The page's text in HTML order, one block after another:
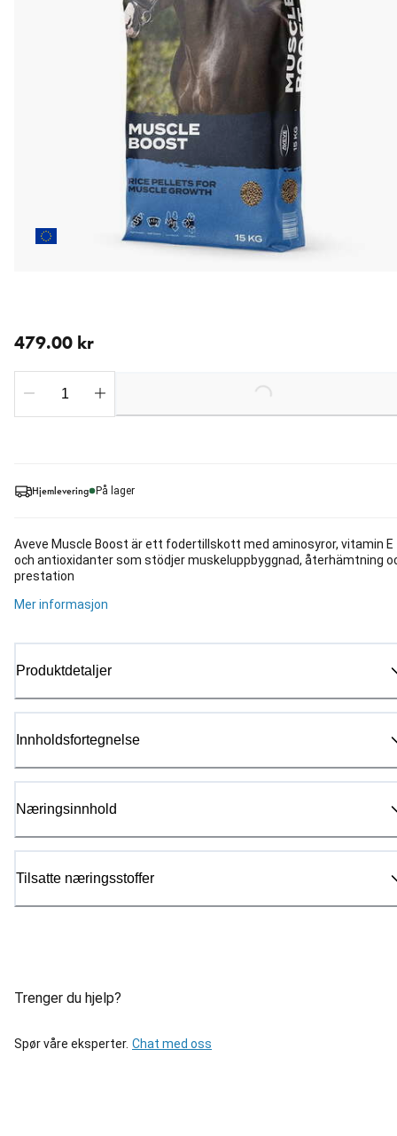
Hjemlevering På lager
Aveve Muscle Boost är ett fodertillskott med aminosyror, vitamin E
och antioxidanter som stödjer muskeluppbyggnad, återhämtning
prestation
Mer informasjon
Produktdetaljer
Innholdsfortegnelse
Næringsinnhold
Tilsatte næringsstoffer
Trenger du hjelp?
Spør våre eksperter. Chat med oss
479.00 kr
Loading...